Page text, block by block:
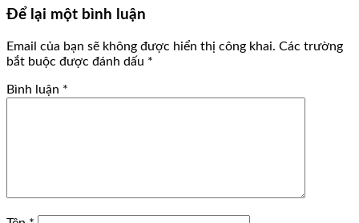
Để lại một bình luận
Email của bạn sẽ không được hiển thị công khai. Các trường
bắt buộc được đánh dấu *
Bình luận *